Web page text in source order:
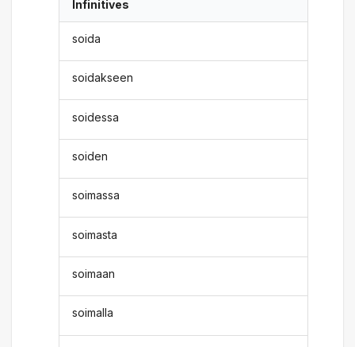
Infinitives
soida
soidakseen
soidessa
soiden
soimassa
soimasta
soimaan
soimalla